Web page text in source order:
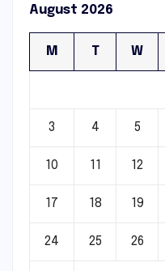
August 2026
M T W
3 4 5
10 11 12
17 18 19
24 25 26